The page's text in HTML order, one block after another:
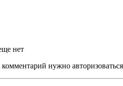
нет
нужно авторизоваться